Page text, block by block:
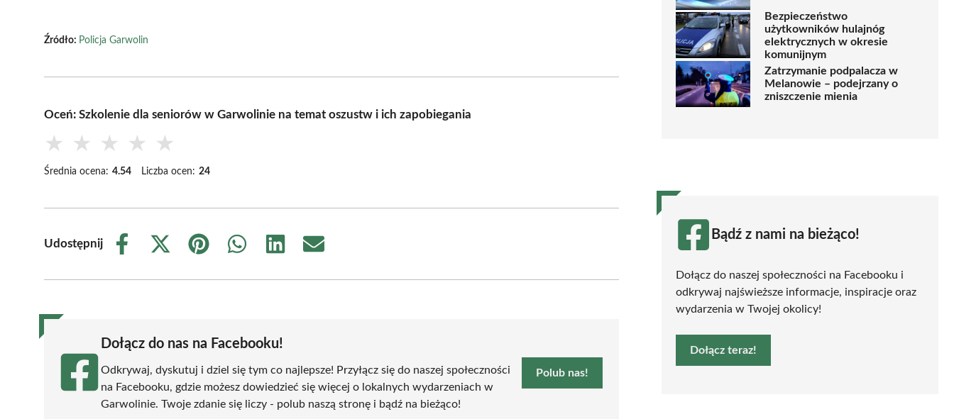
Źródło: Policja Garwolin
Oceń: Szkolenie dla seniorów w Garwolinie na temat oszustw i ich zapobiegania
★ ★ ★ ★ ★
Średnia ocena: 4.54 Liczba ocen: 24
Udostępnij
Share
Share
(Twitter)
Share
Share
Share
Share
Dołącz do nas na Facebooku!
Odkrywaj, dyskutuj i dziel się tym co najlepsze! Przyłącz się do naszej społeczności
na Facebooku, gdzie możesz dowiedzieć się więcej o lokalnych wydarzeniach w
Garwolinie. Twoje zdanie się liczy - polub naszą stronę i bądź na bieżąco!
Polub nas!
Bezpieczeństwo
użytkowników hulajnóg
elektrycznych w okresie
komunijnym
Zatrzymanie podpalacza w
Melanowie – podejrzany o
zniszczenie mienia
Bądź z nami na bieżąco!
Dołącz do naszej społeczności na Facebooku i
odkrywaj najświeższe informacje, inspiracje oraz
wydarzenia w Twojej okolicy!
Dołącz teraz!